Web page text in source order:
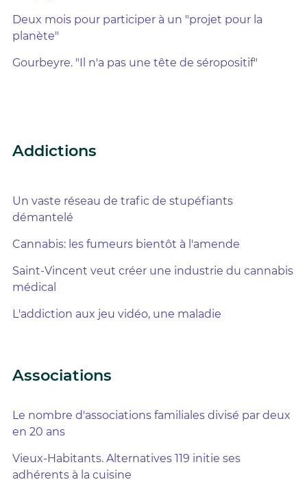
Deux mois pour participer à un "projet pour la
planète"
Gourbeyre. "Il n'a pas une tête de séropositif"
Addictions
Un vaste réseau de trafic de stupéfiants
démantelé
Cannabis: les fumeurs bientôt à l'amende
Saint-Vincent veut créer une industrie du cannabis
médical
L'addiction aux jeu vidéo, une maladie
Associations
Le nombre d'associations familiales divisé par deux
en 20 ans
Vieux-Habitants. Alternatives 119 initie ses
adhérents à la cuisine